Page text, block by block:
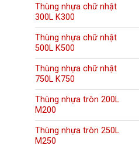
Thùng nhựa chữ nhật
300L K300
Thùng nhựa chữ nhật
500L K500
Thùng nhựa chữ nhật
750L K750
Thùng nhựa tròn 200L
M200
Thùng nhựa tròn 250L
M250